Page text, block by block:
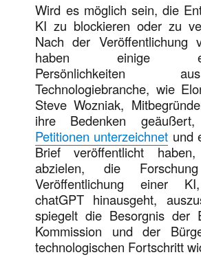
Wird es möglich sein, die
KI zu blockieren oder zu
Nach der Veröffentlichung
haben einige
Persönlichkeiten
Technologiebranche, wie
Steve Wozniak,
ihre Bedenken
Petitionen unterzeichnet und
Brief veröffentlicht
abzielen, die
Veröffentlichung einer
chatGPT hinausgeht,
spiegelt die Besorgnis der
Kommission und der
technologischen Fortschritt